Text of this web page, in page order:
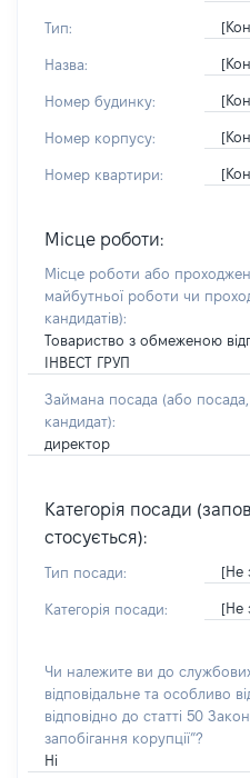
Тип:
Назва:
Номер будинку:
Номер корпусу:
Номер квартири:
Місце роботи:
Місце роботи або
майбутньої роботи чи
кандидатів):
Товариство з обмеженою
ІНВЕСТ ГРУП
Займана посада (або
кандидат):
директор
Категорія посади
стосується):
Тип посади: [Не
Категорія посади: [Не
Чи належите ви до
відповідальне та особливо
відповідно до статті 50
запобігання корупції”?
Ні